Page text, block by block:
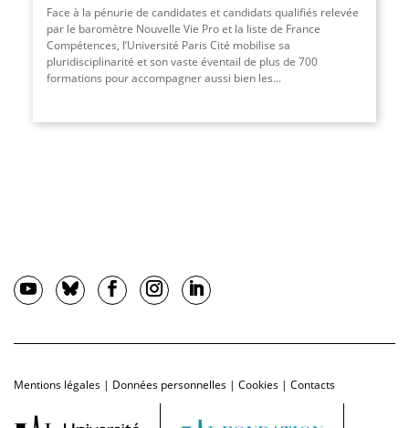
Face à la pénurie de candidates et candidats qualifiés relevée
par le baromètre Nouvelle Vie Pro et la liste de France
Compétences, l’Université Paris Cité mobilise sa
pluridisciplinarité et son vaste éventail de plus de 700
formations pour accompagner aussi bien les...
Mentions légales | Données personnelles | Cookies | Contacts